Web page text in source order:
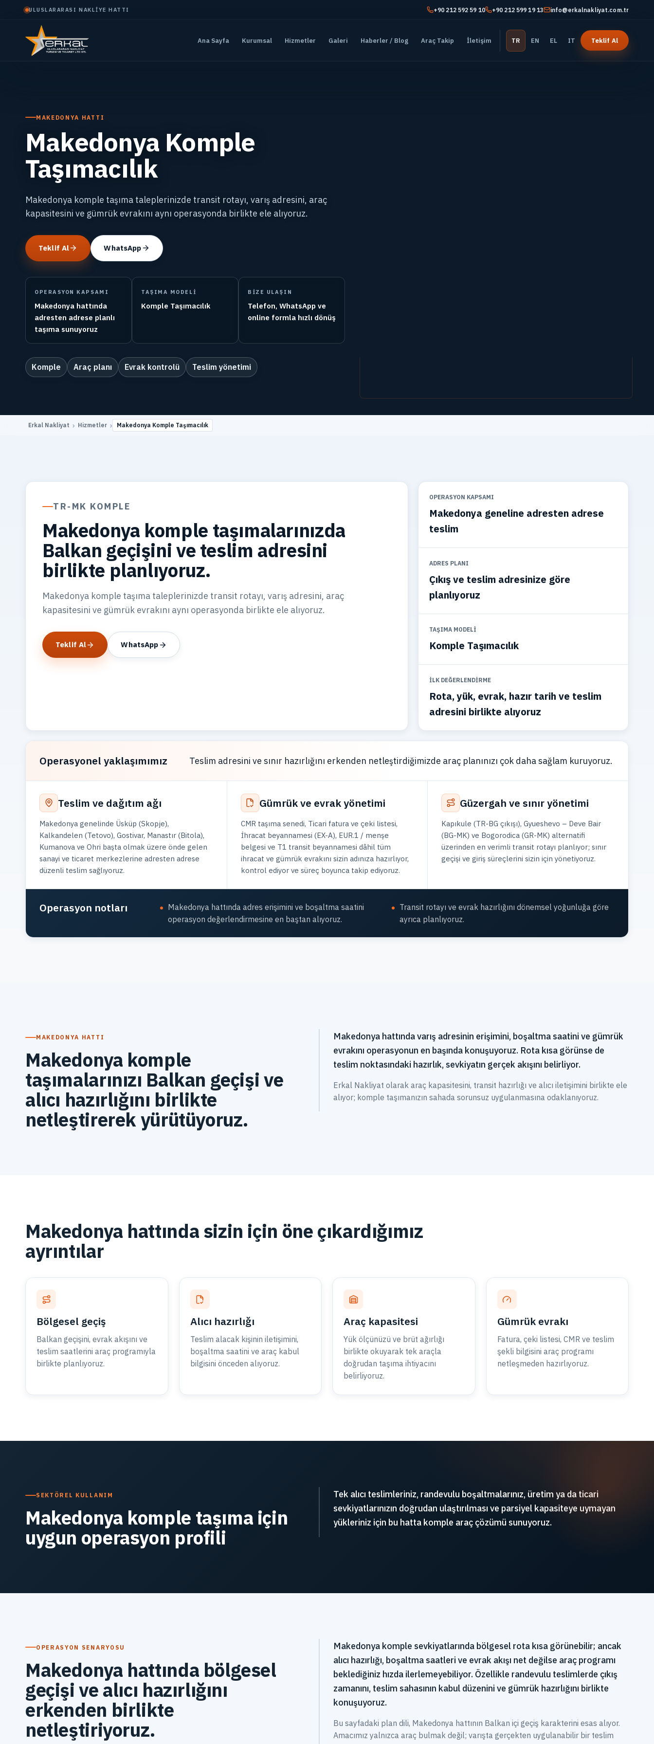
ULUSLARARASI NAKLIYE HATTI +90 212 592 59 10 +90 212 599 19 13 info@erkalnakliyat.com.tr
Ana Sayfa Kurumsal Hizmetler Galeri Haberler / Blog Araç Takip İletişim TR EN EL IT Teklif Al
MAKEDONYA HATTI
Makedonya Komple
Taşımacılık
Makedonya komple taşıma taleplerinizde transit rotayı, varış adresini, araç
kapasitesini ve gümrük evrakını aynı operasyonda birlikte ele alıyoruz.
Teklif Al WhatsApp
OPERASYON KAPSAMI
Makedonya hattında
adresten adrese planlı
taşıma sunuyoruz
TAŞIMA MODELI
Komple Taşımacılık
BIZE ULAŞIN
Telefon, WhatsApp ve
online formla hızlı dönüş
Komple Araç planı Evrak kontrolü Teslim yönetimi
Erkal Nakliyat › Hizmetler › Makedonya Komple Taşımacılık
TR-MK KOMPLE
Makedonya komple taşımalarınızda
Balkan geçişini ve teslim adresini
birlikte planlıyoruz.
Makedonya komple taşıma taleplerinizde transit rotayı, varış adresini, araç
kapasitesini ve gümrük evrakını aynı operasyonda birlikte ele alıyoruz.
Teklif Al WhatsApp
OPERASYON KAPSAMI
Makedonya geneline adresten adrese
teslim
ADRES PLANI
Çıkış ve teslim adresinize göre
planlıyoruz
TAŞIMA MODELI
Komple Taşımacılık
İLK DEĞERLENDIRME
Rota, yük, evrak, hazır tarih ve teslim
adresini birlikte alıyoruz
Operasyonel yaklaşımımız Teslim adresini ve sınır hazırlığını erkenden netleştirdiğimizde araç planınızı çok daha sağlam kuruyoruz.
Teslim ve dağıtım ağı
Makedonya genelinde Üsküp (Skopje),
Kalkandelen (Tetovo), Gostivar, Manastır (Bitola),
Kumanova ve Ohri başta olmak üzere önde gelen
sanayi ve ticaret merkezlerine adresten adrese
düzenli teslim sağlıyoruz.
Gümrük ve evrak yönetimi
CMR taşıma senedi, Ticari fatura ve çeki listesi,
İhracat beyannamesi (EX-A), EUR.1 / menşe
belgesi ve T1 transit beyannamesi dâhil tüm
ihracat ve gümrük evrakını sizin adınıza hazırlıyor,
kontrol ediyor ve süreç boyunca takip ediyoruz.
Güzergah ve sınır yönetimi
Kapıkule (TR-BG çıkışı), Gyueshevo – Deve Bair
(BG-MK) ve Bogorodica (GR-MK) alternatifi
üzerinden en verimli transit rotayı planlıyor; sınır
geçişi ve giriş süreçlerini sizin için yönetiyoruz.
Operasyon notları
Makedonya hattında adres erişimini ve boşaltma saatini
operasyon değerlendirmesine en baştan alıyoruz.
Transit rotayı ve evrak hazırlığını dönemsel yoğunluğa göre
ayrıca planlıyoruz.
MAKEDONYA HATTI
Makedonya komple
taşımalarınızı Balkan geçişi ve
alıcı hazırlığını birlikte
netleştirerek yürütüyoruz.
Makedonya hattında varış adresinin erişimini, boşaltma saatini ve gümrük
evrakını operasyonun en başında konuşuyoruz. Rota kısa görünse de
teslim noktasındaki hazırlık, sevkiyatın gerçek akışını belirliyor.
Erkal Nakliyat olarak araç kapasitesini, transit hazırlığı ve alıcı iletişimini birlikte ele
alıyor; komple taşımanızın sahada sorunsuz uygulanmasına odaklanıyoruz.
Makedonya hattında sizin için öne çıkardığımız
ayrıntılar
Bölgesel geçiş
Balkan geçişini, evrak akışını ve
teslim saatlerini araç programıyla
birlikte planlıyoruz.
Alıcı hazırlığı
Teslim alacak kişinin iletişimini,
boşaltma saatini ve araç kabul
bilgisini önceden alıyoruz.
Araç kapasitesi
Yük ölçünüzü ve brüt ağırlığı
birlikte okuyarak tek araçla
doğrudan taşıma ihtiyacını
belirliyoruz.
Gümrük evrakı
Fatura, çeki listesi, CMR ve teslim
şekli bilgisini araç programı
netleşmeden hazırlıyoruz.
SEKTÖREL KULLANIM
Makedonya komple taşıma için
uygun operasyon profili
Tek alıcı teslimleriniz, randevulu boşaltmalarınız, üretim ya da ticari
sevkiyatlarınızın doğrudan ulaştırılması ve parsiyel kapasiteye uymayan
yükleriniz için bu hatta komple araç çözümü sunuyoruz.
OPERASYON SENARYOSU
Makedonya hattında bölgesel
geçişi ve alıcı hazırlığını
erkenden birlikte
netleştiriyoruz.
Makedonya komple sevkiyatlarında bölgesel rota kısa görünebilir; ancak
alıcı hazırlığı, boşaltma saatleri ve evrak akışı net değilse araç programı
beklediğiniz hızda ilerlemeyebiliyor. Özellikle randevulu teslimlerde çıkış
zamanını, teslim sahasının kabul düzenini ve gümrük hazırlığını birlikte
konuşuyoruz.
Bu sayfadaki plan dili, Makedonya hattının Balkan içi geçiş karakterini esas alıyor.
Amacımız yalnızca araç bulmak değil; varışta gerçekten uygulanabilir bir teslim